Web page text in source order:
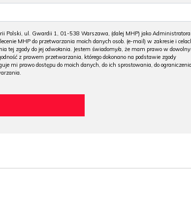
Polski, ul. Gwardii 1, 01-538 Warszawa, (dalej MHP) jako Administratora
MHP do przetwarzania moich danych osob. (e-mail) w zakresie i
tej zgody do jej odwołania. Jestem świadomy/a, że mam prawo w
z prawem przetwarzania, którego dokonano na podstawie zgody
mi prawo dostępu do moich danych, do ich sprostowania, do ograniczenia